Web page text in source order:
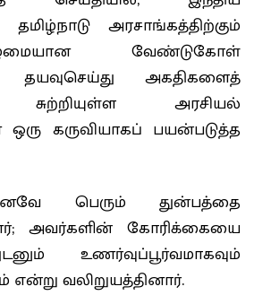
தமிழ்நாடு அரசாங்கத்திற்கும்
வேண்டுகோள்
அகதிகளைத்
சுற்றியுள்ள அரசியல்
ஒரு கருவியாகப் பயன்படுத்த
பெரும் துன்பத்தை
அவர்களின் கோரிக்கையை
உணர்வுப்பூர்வமாகவும்
வலிறுயத்தினார்.